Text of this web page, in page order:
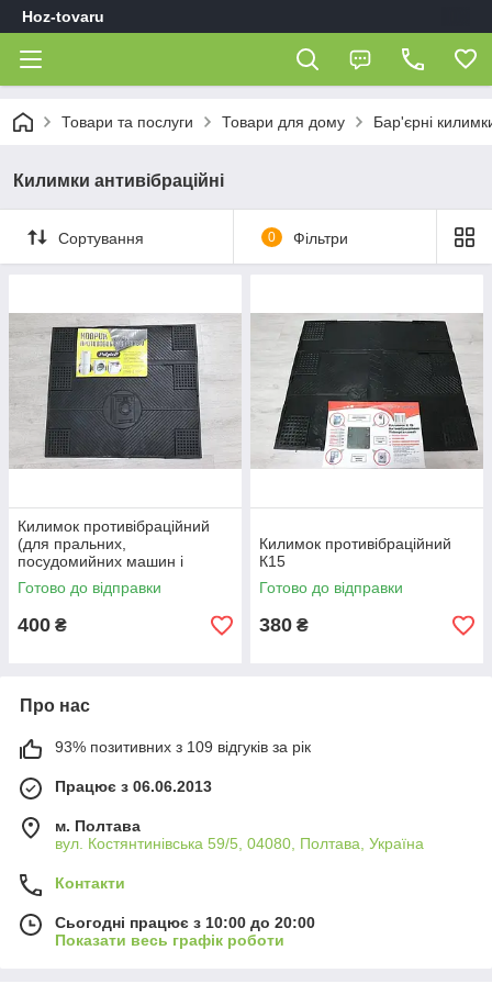
Hoz-tovaru
Товари та послуги Товари для дому Бар'єрні
Килимки антивібраційні
Сортування 0 Фільтри
Килимок противібраційний
(для пральних,
посудомийних машин і
холодильників)
Готово до відправки
400 ₴
Килимок противібраційний
К15
Готово до відправки
380 ₴
Про нас
93% позитивних з 109 відгуків за рік
Працює з 06.06.2013
м. Полтава
вул. Костянтинівська 59/5, 04080, Полтава, Україна
Контакти
Сьогодні працює з 10:00 до 20:00
Показати весь графік роботи